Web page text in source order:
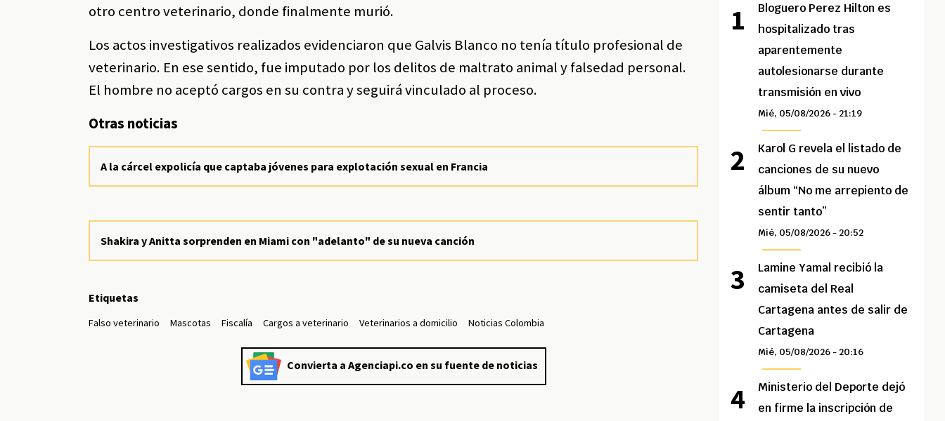
otro centro veterinario, donde finalmente murió.
Los actos investigativos realizados evidenciaron que Galvis Blanco no tenía título profesional de
veterinario. En ese sentido, fue imputado por los delitos de maltrato animal y falsedad personal.
El hombre no aceptó cargos en su contra y seguirá vinculado al proceso.
Otras noticias
A la cárcel expolicía que captaba jóvenes para explotación sexual en Francia
Shakira y Anitta sorprenden en Miami con "adelanto" de su nueva canción
Etiquetas
Falso veterinario Mascotas Fiscalía Cargos a veterinario Veterinarios a domicilio Noticias Colombia
Convierta a Agenciapi.co en su fuente de noticias
Bloguero Perez Hilton es
hospitalizado tras
aparentemente
autolesionarse durante
transmisión en vivo
Mié, 05/08/2026 - 21:19
Karol G revela el listado de
canciones de su nuevo
álbum “No me arrepiento de
sentir tanto”
Mié, 05/08/2026 - 20:52
Lamine Yamal recibió la
camiseta del Real
Cartagena antes de salir de
Cartagena
Mié, 05/08/2026 - 20:16
Ministerio del Deporte dejó
en firme la inscripción de